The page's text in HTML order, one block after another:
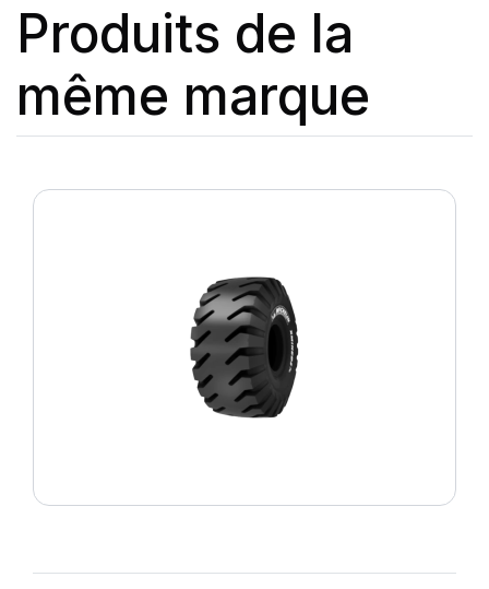
Produits de la
même marque